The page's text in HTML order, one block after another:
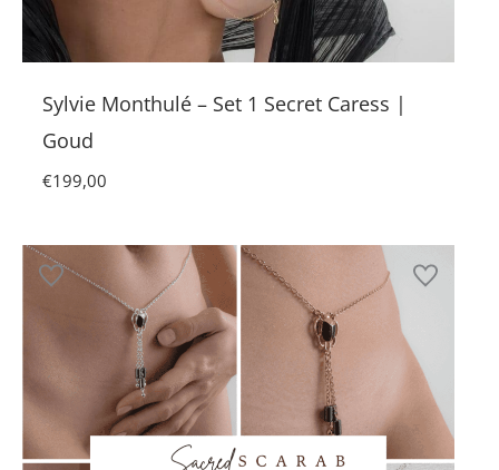
Sylvie Monthulé – Set 1 Secret Caress |
Goud
€199,00